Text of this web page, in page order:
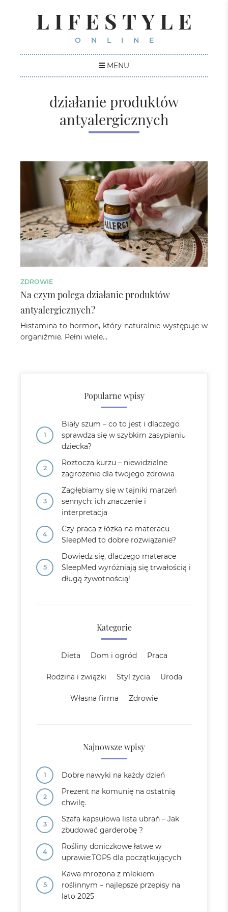
LIFESTYLE
ONLINE
MENU
działanie produktów
antyalergicznych
ZDROWIE
Na czym polega działanie produktów
antyalergicznych?
Histamina to hormon, który naturalnie występuje w
organiźmie. Pełni wiele…
Popularne wpisy
Biały szum – co to jest i dlaczego
sprawdza się w szybkim zasypianiu
dziecka?
Roztocza kurzu – niewidzialne
zagrożenie dla twojego zdrowia
Zagłębiamy się w tajniki marzeń
sennych: ich znaczenie i
interpretacja
Czy praca z łóżka na materacu
SleepMed to dobre rozwiązanie?
Dowiedz się, dlaczego materace
SleepMed wyróżniają się trwałością i
długą żywotnością!
Kategorie
Dieta Dom i ogród Praca
Rodzina i związki Styl życia Uroda
Własna firma Zdrowie
Najnowsze wpisy
Dobre nawyki na każdy dzień
Prezent na komunię na ostatnią
chwilę.
Szafa kapsułowa lista ubrań – Jak
zbudować garderobę ?
Rośliny doniczkowe łatwe w
uprawie:TOP5 dla początkujących
Kawa mrożona z mlekiem
roślinnym – najlepsze przepisy na
lato 2025